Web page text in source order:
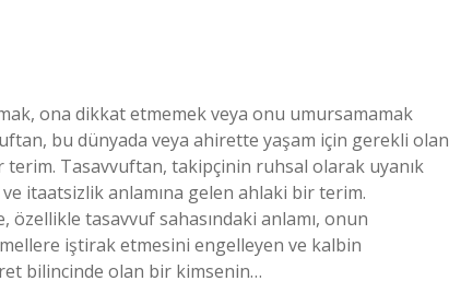
ona dikkat etmemek veya onu umursamamak
bu dünyada veya ahirette yaşam için gerekli olan
terim. Tasavvuftan, takipçinin ruhsal olarak uyanık
ve itaatsizlik anlamına gelen ahlaki bir terim.
tasavvuf sahasındaki anlamı, onun
iştirak etmesini engelleyen ve kalbin
bilincinde olan bir kimsenin…